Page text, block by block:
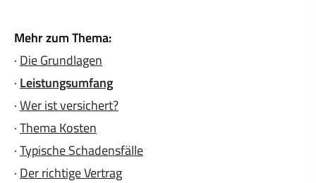
Mehr zum Thema:
· Die Grundlagen
· Leistungsumfang
·Wer ist versichert?
·Thema Kosten
·Typische Schadensfälle
· Der richtige Vertrag